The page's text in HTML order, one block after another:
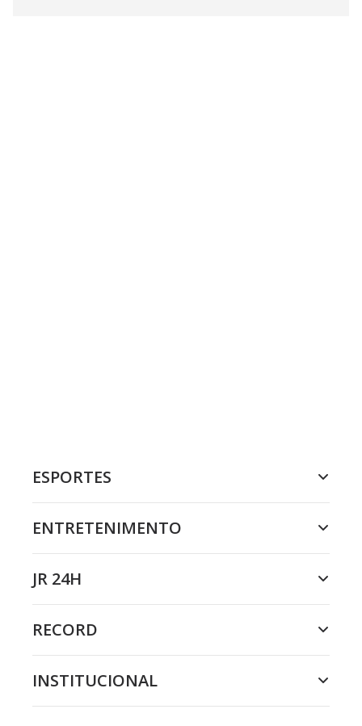
ESPORTES
ENTRETENIMENTO
JR 24H
RECORD
INSTITUCIONAL